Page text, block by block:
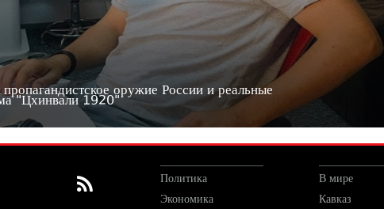
оружие России и реальные
"Цхинвали 1920"
Политика
Экономика
В мире
Кавказ